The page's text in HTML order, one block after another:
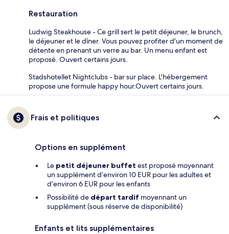
Restauration
Ludwig Steakhouse - Ce grill sert le petit déjeuner, le brunch,
le déjeuner et le dîner. Vous pouvez profiter d'un moment de
détente en prenant un verre au bar. Un menu enfant est
proposé. Ouvert certains jours.
Stadshotellet Nightclubs - bar sur place. L'hébergement
propose une formule happy hour.Ouvert certains jours.
Frais et politiques
Options en supplément
Le petit déjeuner buffet est proposé moyennant
un supplément d’environ 10 EUR pour les adultes et
d’environ 6 EUR pour les enfants
Possibilité de départ tardif moyennant un
supplément (sous réserve de disponibilité)
Enfants et lits supplémentaires